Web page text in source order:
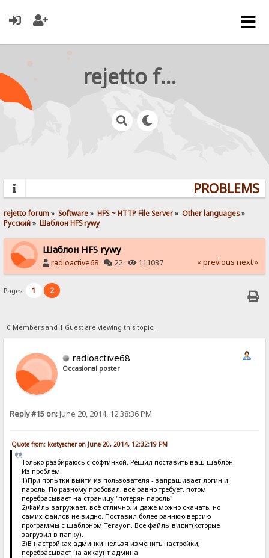
rejetto forum
rejetto forum» Software» HFS ~ HTTP File Server» Other languages»
Pусский» Шаблон HFS rywy
Шаблон HFS rywy
radioactive68 · 22 · 111037 « previous next »
Pages: 1 2
0 Members and 1 Guest are viewing this topic.
radioactive68
Occasional poster
Reply #15 on:June 20, 2014, 12:38:36 PM
Quote from: kostyacher on June 20, 2014, 12:32:19 PM
Только разбираюсь с софтинкой. Решил поставить ваш шаблон.
Из проблем:
1)При попытки выйти из пользователя - запрашивает логин и
пароль. По разному пробовал, всё равно требует, потом
перебрасывает на страницу "потерян пароль"
2)Файлы загружает, всё отлично, и даже можно скачать, но
самих файлов не видно. Поставил более раннюю версию
программы с шаблоном Terayon. Все файлы видит(которые
загрузил в папку).
3)В настройках админки нельзя изменить настройки,
перебрасывает на аккаунт админа.